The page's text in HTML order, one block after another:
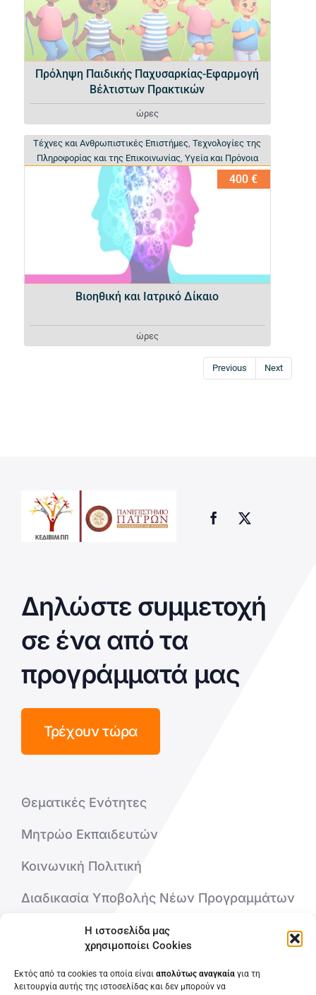
Η ιστοσελίδα μας
χρησιμοποίει Cookies
Εκτός από τα cookies τα οποία είναι απολύτως αναγκαία για τη
λειτουργία αυτής της ιστοσελίδας και δεν μπορούν να
Πρόληψη Παιδικής Παχυσαρκίας-Εφαρμογή
Βέλτιστων Πρακτικών
ώρες
400 €
Τέχνες και Ανθρωπιστικές Επιστήμες ,Τεχνολογίες της
Πληροφορίας και της Επικοινωνίας, Υγεία και Πρόνοια
Τέχνες και Ανθρωπιστικές Επιστήμες ,Τεχνολογίες της
Πληροφορίας και της Επικοινωνίας, Υγεία και Πρόνοια
Βιοηθική και Ιατρικό Δίκαιο
ώρες
Previous Next
Δηλώστε συμμετοχή
σε ένα από τα
προγράμματά μας
Τρέχουν τώρα
Θεματικές Ενότητες
Μητρώο Εκπαιδευτών
Κοινωνική Πολιτική
Διαδικασία Υποβολής Νέων Προγραμμάτων
Ποιοι είμαστε
Επικοινωνήστε μαζί μας